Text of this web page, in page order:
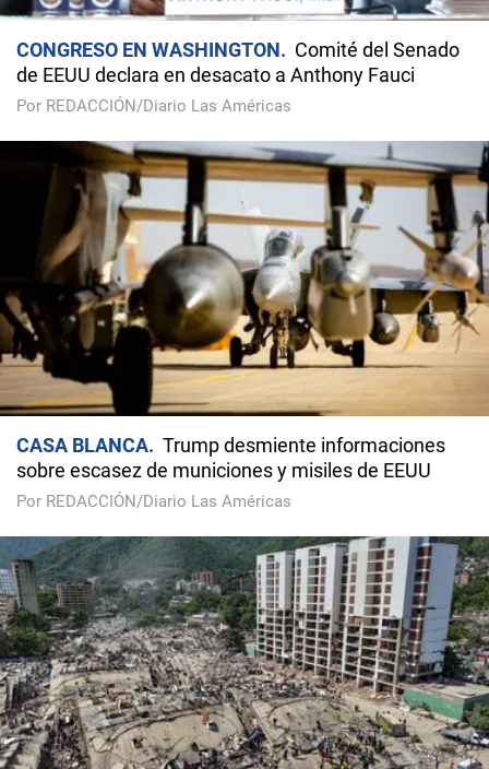
CONGRESO EN WASHINGTON
Comité del Senado
de EEUU declara en desacato a Anthony Fauci
Por REDACCIÓN/Diario Las Américas
CASA BLANCA
Trump desmiente informaciones
sobre escasez de municiones y misiles de EEUU
Por REDACCIÓN/Diario Las Américas